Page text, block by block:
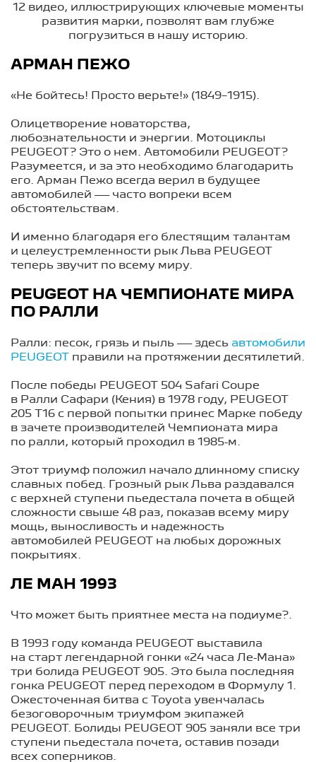
12 видео, иллюстрирующих ключевые моменты
развития марки, позволят вам глубже
погрузиться в нашу историю.
АРМАН ПЕЖО
«Не бойтесь! Просто верьте!» (1849−1915).
Олицетворение новаторства,
любознательности и энергии. Мотоциклы
PEUGEOT? Это о нем. Автомобили PEUGEOT?
Разумеется, и за это необходимо благодарить
его. Арман Пежо всегда верил в будущее
автомобилей — часто вопреки всем
обстоятельствам.
И именно благодаря его блестящим талантам
и целеустремленности рык Льва PEUGEOT
теперь звучит по всему миру.
PEUGEOT НА ЧЕМПИОНАТЕ МИРА
ПО РАЛЛИ
Ралли: песок, грязь и пыль — здесь автомобили
PEUGEOT
правили на протяжении десятилетий.
После победы PEUGEOT 504 Safari Coupe
в Ралли Сафари (Кения) в 1978 году, PEUGEOT
205 T16 с первой попытки принес Марке победу
в зачете производителей Чемпионата мира
по ралли, который проходил в 1985-м.
Этот триумф положил начало длинному списку
славных побед. Грозный рык Льва раздавался
с верхней ступени пьедестала почета в общей
сложности свыше 48 раз, показав всему миру
мощь, выносливость и надежность
автомобилей PEUGEOT на любых дорожных
покрытиях.
ЛЕ МАН 1993
Что может быть приятнее места на подиуме?.
В 1993 году команда PEUGEOT выставила
на старт легендарной гонки «24 часа Ле-Мана»
три болида PEUGEOT 905. Это была последняя
гонка PEUGEOT перед переходом в Формулу 1.
Ожесточенная битва с Toyota увенчалась
безоговорочным триумфом экипажей
PEUGEOT. Болиды PEUGEOT 905 заняли все три
ступени пьедестала почета, оставив позади
всех соперников.